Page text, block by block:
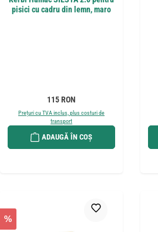
pisici cu cadru din lemn, maro
Preț obișnuit:
115 RON
Prețuri cu TVA inclus, plus costuri de
transport
ADAUGĂ ÎN COȘ
%